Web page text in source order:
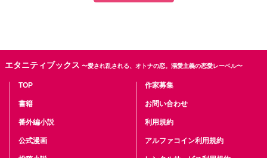
エタニティブックス 〜愛され乱される、オトナの恋。溺愛主義の恋愛レーベル〜
TOP
書籍
番外編小説
公式漫画
作家募集
お問い合わせ
利用規約
アルファコイン利用規約